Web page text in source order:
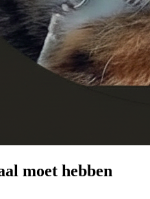
moet hebben